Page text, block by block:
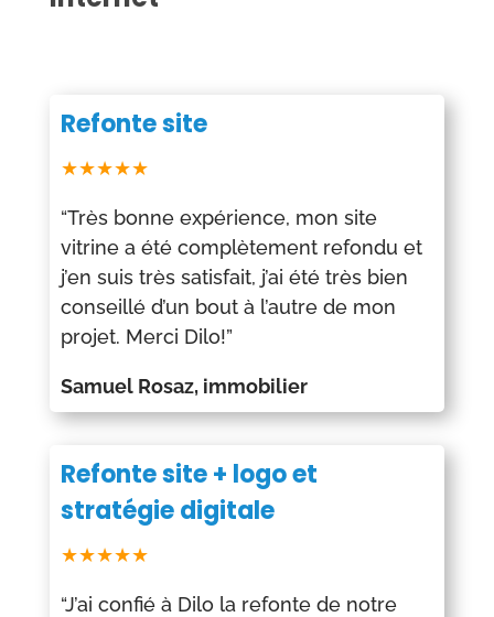
Refonte site
★★★★★
“Très bonne expérience, mon site
vitrine a été complètement refondu et
j’en suis très satisfait, j’ai été très bien
conseillé d’un bout à l’autre de mon
projet. Merci Dilo!”
Samuel Rosaz, immobilier
Refonte site + logo et
stratégie digitale
★★★★★
“J’ai confié à Dilo la refonte de notre